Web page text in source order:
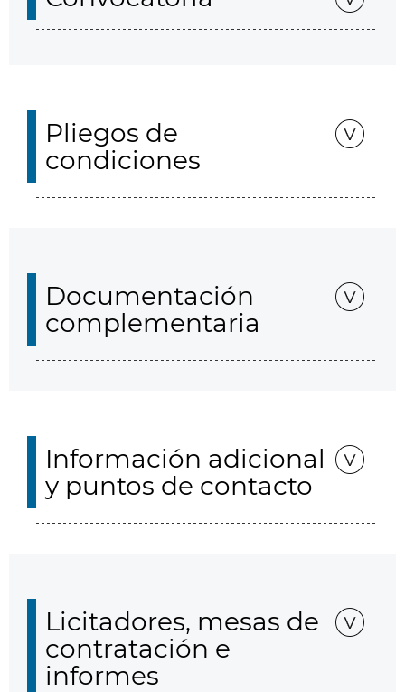
Pliegos de
condiciones
Documentación
complementaria
Información adicional
y puntos de contacto
Licitadores, mesas de
contratación e
informes